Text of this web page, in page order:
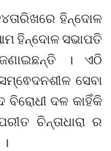
ହିନ୍ଦୋଳ
ହିନ୍ଦୋଳ ସଭାପତି
। ଏଠି
ସେବା
ବିରୋଧୀ ଦଳ କାହିଁକି
ଚିନ୍ତାଧାରା ର